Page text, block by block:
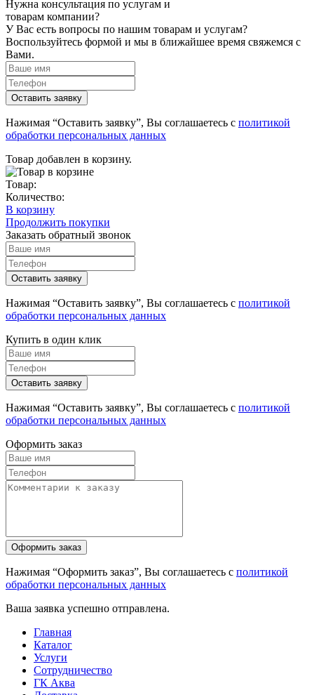
Нужна консультация по услугам и
товарам компании?
У Вас есть вопросы по нашим товарам и услугам?
Воспользуйтесь формой и мы в ближайшее время свяжемся с
Вами.
Нажимая “Оставить заявку”, Вы соглашаетесь с политикой
обработки персональных данных
Товар добавлен в корзину.
Товар:
Количество:
В корзину
Продолжить покупки
Заказать обратный звонок
Нажимая “Оставить заявку”, Вы соглашаетесь с политикой
обработки персональных данных
Купить в один клик
Нажимая “Оставить заявку”, Вы соглашаетесь с политикой
обработки персональных данных
Оформить заказ
Нажимая “Оформить заказ”, Вы соглашаетесь с политикой
обработки персональных данных
Ваша заявка успешно отправлена.
Главная
Каталог
Услуги
Сотрудничество
ГК Аква